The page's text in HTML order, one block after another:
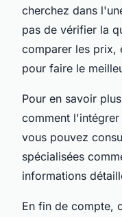
cherchez dans
pas de vérifier la
comparer les prix,
pour faire le
Pour en savoir
comment
vous pouvez
spécialisées
informations
En fin de compte,